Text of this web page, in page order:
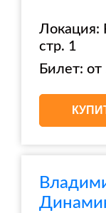
Локация:
стр. 1
Билет: